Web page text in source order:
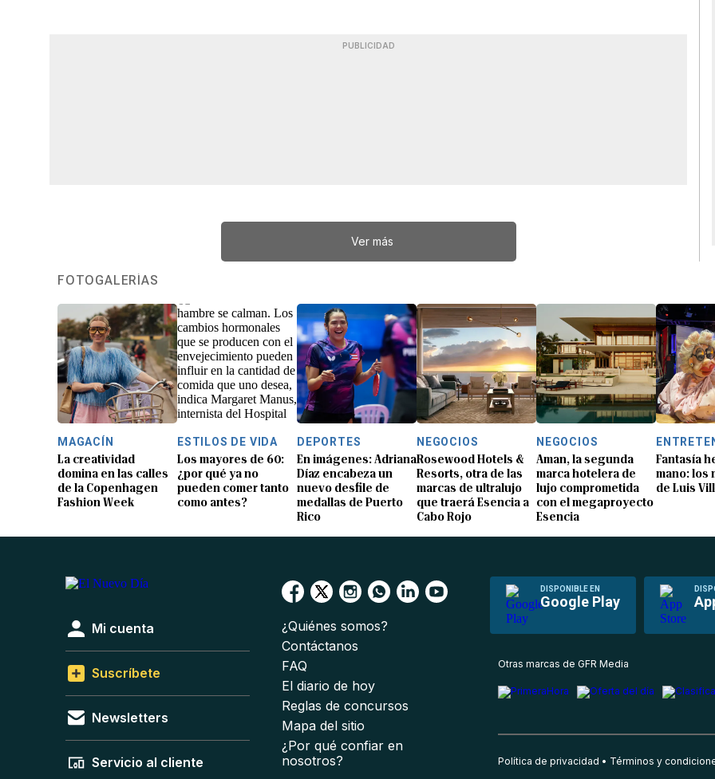
PUBLICIDAD
Ver más
FOTOGALERÍAS
MAGACÍN
La creatividad
domina en las calles
de la Copenhagen
Fashion Week
ESTILOS DE VIDA
Los mayores de 60:
¿por qué ya no
pueden comer tanto
como antes?
DEPORTES
En imágenes: Adriana
Díaz encabeza un
nuevo desfile de
medallas de Puerto
Rico
NEGOCIOS
Rosewood Hotels &
Resorts, otra de las
marcas de ultralujo
que traerá Esencia a
Cabo Rojo
NEGOCIOS
Aman, la segunda
marca hotelera de
lujo comprometida
con el megaproyecto
Esencia
Fantasía
mano: los
de Luis
DISPONIBLE EN
Google Play
Mi cuenta
Suscríbete
Newsletters
Servicio al cliente
¿Quiénes somos?
Contáctanos
FAQ
El diario de hoy
Reglas de concursos
Mapa del sitio
¿Por qué confiar en
nosotros?
Otras marcas de GFR Media
Política de privacidad Términos y